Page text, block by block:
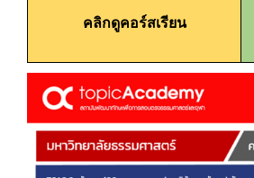
คลิกดูคอร์สเรียน